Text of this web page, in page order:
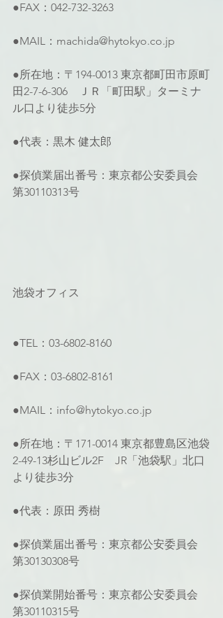
●FAX：042-732-3263
●MAIL：machida@hytokyo.co.jp
●所在地：〒194-0013 東京都町田市原町
田2-7-6-306　ＪＲ「町田駅」ターミナ
ル口より徒歩5分
●代表：黒木 健太郎
●探偵業届出番号：東京都公安委員会
第30110313号
池袋オフィス
●TEL：03-6802-8160
●FAX：03-6802-8161
●MAIL：info@hytokyo.co.jp
●所在地：〒171-0014 東京都豊島区池袋
2-49-13杉山ビル2F　JR「池袋駅」北口
より徒歩3分
●代表：原田 秀樹
●探偵業届出番号：東京都公安委員会
第30130308号
●探偵業開始番号：東京都公安委員会
第30110315号